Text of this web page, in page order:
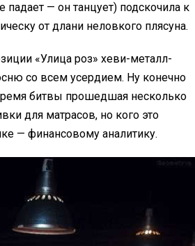
— он танцует) подскочила к
от длани неловкого плясуна.
«Улица роз» хеви-металл-
со всем усердием. Ну конечно
битвы прошедшая несколько
для матрасов, но кого это
— финансовому аналитику.